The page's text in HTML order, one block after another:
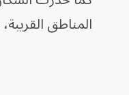
المناطق